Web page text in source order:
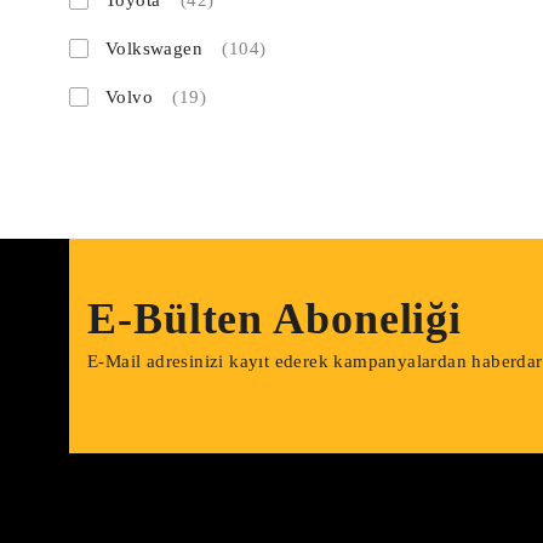
Volkswagen (104)
Volvo (19)
E-Bülten Aboneliği
E-Mail adresinizi kayıt ederek kampanyalardan